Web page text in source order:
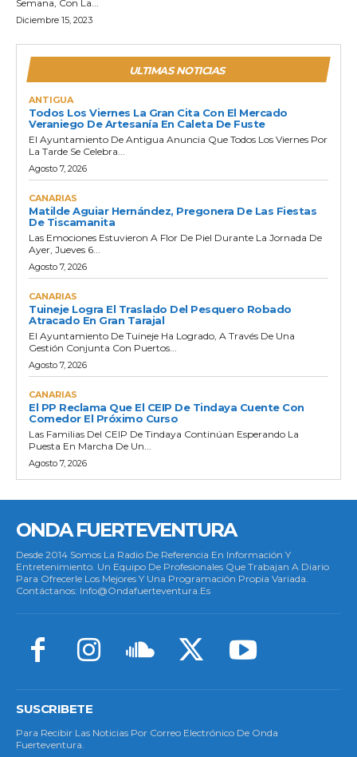
Semana, Con La...
Diciembre 15, 2023
ULTIMAS NOTICIAS
ANTIGUA
Todos Los Viernes La Gran Cita Con El Mercado
Veraniego De Artesanía En Caleta De Fuste
El Ayuntamiento De Antigua Anuncia Que Todos Los Viernes Por
La Tarde Se Celebra...
Agosto 7, 2026
CANARIAS
Matilde Aguiar Hernández, Pregonera De Las Fiestas
De Tiscamanita
Las Emociones Estuvieron A Flor De Piel Durante La Jornada De
Ayer, Jueves 6...
Agosto 7, 2026
CANARIAS
Tuineje Logra El Traslado Del Pesquero Robado
Atracado En Gran Tarajal
El Ayuntamiento De Tuineje Ha Logrado, A Través De Una
Gestión Conjunta Con Puertos...
Agosto 7, 2026
CANARIAS
El PP Reclama Que El CEIP De Tindaya Cuente Con
Comedor El Próximo Curso
Las Familias Del CEIP De Tindaya Continúan Esperando La
Puesta En Marcha De Un...
Agosto 7, 2026
ONDA FUERTEVENTURA
Desde 2014 Somos La Radio De Referencia En Información Y
Entretenimiento. Un Equipo De Profesionales Que Trabajan A Diario
Para Ofrecerle Los Mejores Y Una Programación Propia Variada.
Contáctanos: Info@ondafuerteventura.es
SUSCRIBETE
Para Recibir Las Noticias Por Correo Electrónico De Onda
Fuerteventura.